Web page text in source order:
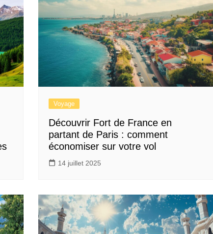
Voyage
Découvrir Fort de France en
partant de Paris : comment
économiser sur votre vol
14 juillet 2025